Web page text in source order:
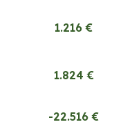
1.216 €
1.824 €
-22.516 €